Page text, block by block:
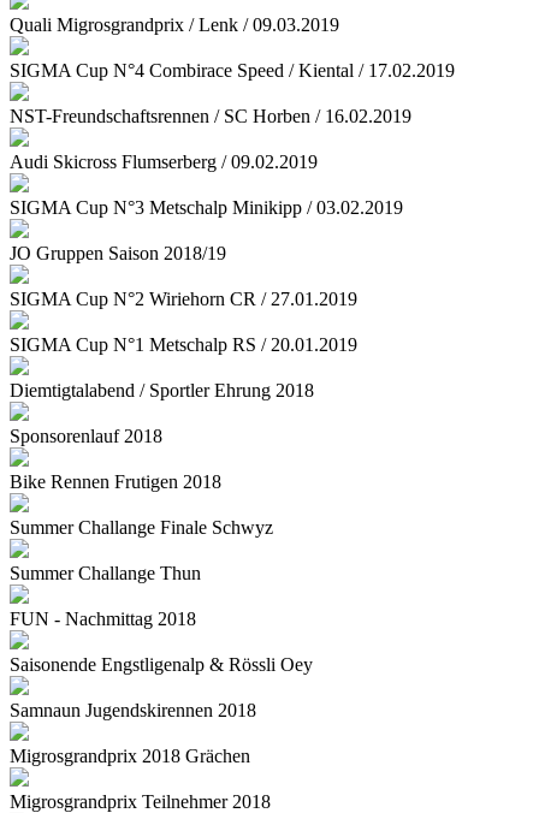
Quali Migrosgrandprix / Lenk / 09.03.2019
SIGMA Cup N°4 Combirace Speed / Kiental / 17.02.2019
NST-Freundschaftsrennen / SC Horben / 16.02.2019
Audi Skicross Flumserberg / 09.02.2019
SIGMA Cup N°3 Metschalp Minikipp / 03.02.2019
JO Gruppen Saison 2018/19
SIGMA Cup N°2 Wiriehorn CR / 27.01.2019
SIGMA Cup N°1 Metschalp RS / 20.01.2019
Diemtigtalabend / Sportler Ehrung 2018
Sponsorenlauf 2018
Bike Rennen Frutigen 2018
Summer Challange Finale Schwyz
Summer Challange Thun
FUN - Nachmittag 2018
Saisonende Engstligenalp & Rössli Oey
Samnaun Jugendskirennen 2018
Migrosgrandprix 2018 Grächen
Migrosgrandprix Teilnehmer 2018